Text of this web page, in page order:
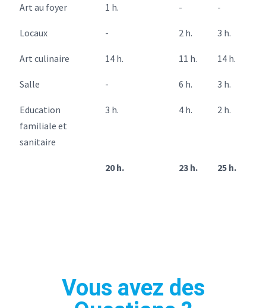
Art au foyer 1 h. - -
Locaux - 2 h. 3 h.
Art culinaire 14 h. 11 h. 14 h.
Salle - 6 h. 3 h.
Education
familiale et
sanitaire
3 h. 4 h. 2 h.
20 h. 23 h. 25 h.
Vous avez des